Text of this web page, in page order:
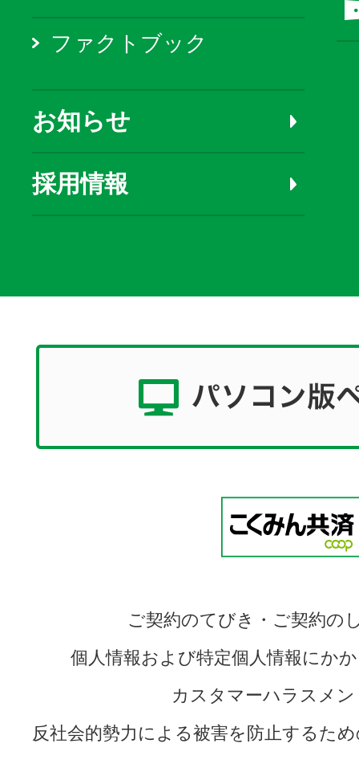
ファクトブック
お知らせ
採用情報
ご契約のてびき・ご契約の
個人情報および特定個人情報にか
カスタマーハラスメ
反社会的勢力による被害を防止するた